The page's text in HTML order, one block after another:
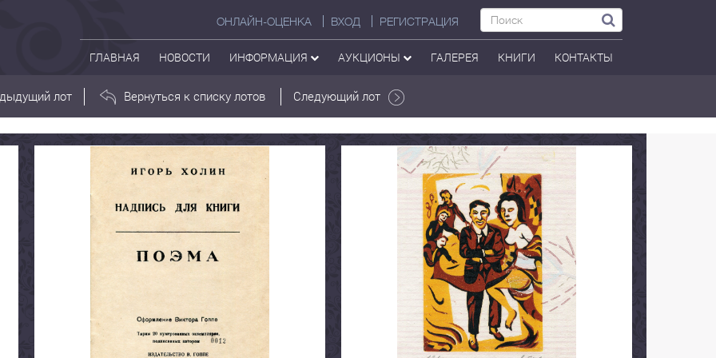
ОНЛАЙН-ОЦЕНКА ВХОД РЕГИСТРАЦИЯ
ГЛАВНАЯ НОВОСТИ ИНФОРМАЦИЯ АУКЦИОНЫ ГАЛЕРЕЯ КНИГИ КОНТАКТЫ
лот Вернуться к списку лотов Следующий лот